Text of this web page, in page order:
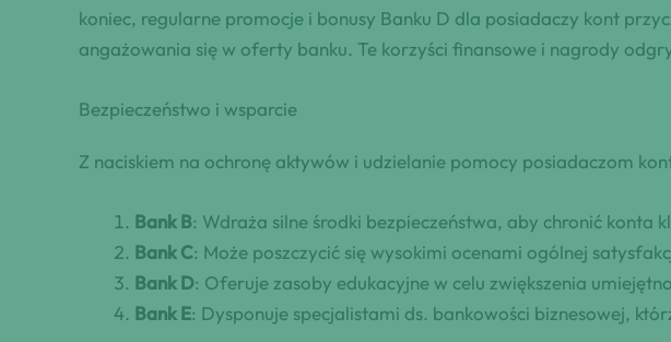
koniec, regularne promocje i bonusy Banku D dla posiadaczy kont
angażowania się w oferty banku. Te korzyści finansowe i nagrody
Bezpieczeństwo i wsparcie
Z naciskiem na ochronę aktywów i udzielanie pomocy posiadaczom
Bank B: Wdraża silne środki bezpieczeństwa, aby chronić konta
Bank C: Może poszczycić się wysokimi ocenami ogólnej
Bank D: Oferuje zasoby edukacyjne w celu zwiększenia
Bank E: Dysponuje specjalistami ds. bankowości biznesowej,